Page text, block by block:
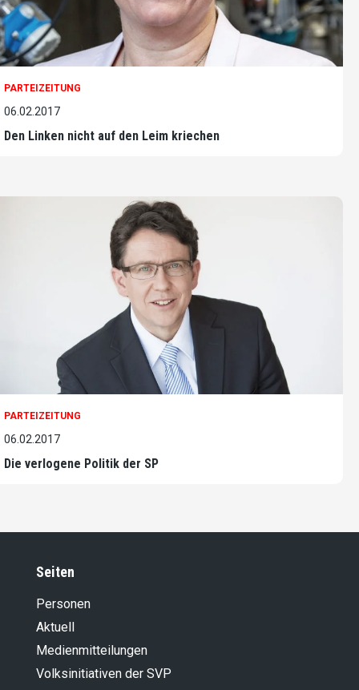
PARTEIZEITUNG
06.02.2017
Den Linken nicht auf den Leim kriechen
PARTEIZEITUNG
06.02.2017
Die verlogene Politik der SP
Seiten
Personen
Aktuell
Medienmitteilungen
Volksinitiativen der SVP